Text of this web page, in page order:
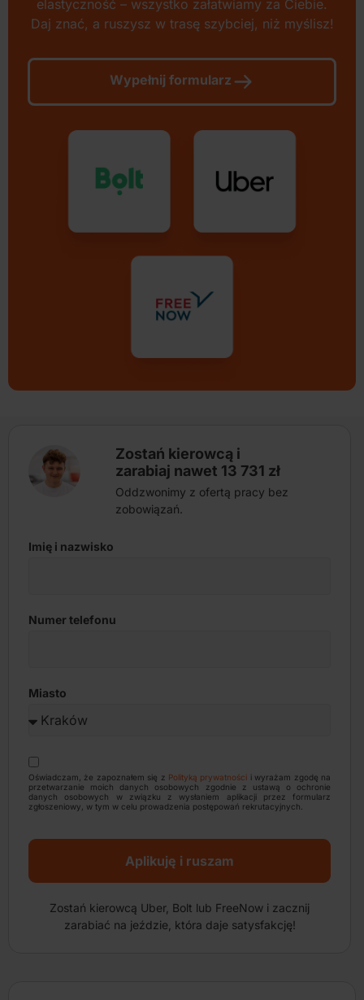
elastyczność – wszystko załatwiamy za Ciebie.
Daj znać, a ruszysz w trasę szybciej, niż myślisz!
Wypełnij formularz
Zostań kierowcą i
zarabiaj nawet 13 731 zł
Oddzwonimy z ofertą pracy bez
zobowiązań.
Imię i nazwisko
Numer telefonu
Miasto
Oświadczam, że zapoznałem się z Polityką prywatności i wyrażam zgodę na
przetwarzanie moich danych osobowych zgodnie z ustawą o ochronie
danych osobowych w związku z wysłaniem aplikacji przez formularz
zgłoszeniowy, w tym w celu prowadzenia postępowań rekrutacyjnych.
Aplikuję i ruszam
Zostań kierowcą Uber, Bolt lub FreeNow i zacznij
zarabiać na jeździe, która daje satysfakcję!